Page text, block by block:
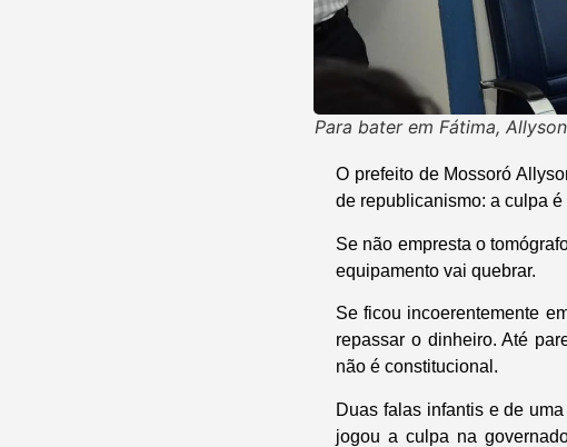
Para bater em Fátima,
O prefeito de Mossoró
de republicanismo: a culpa
Se não empresta o
equipamento vai quebrar.
Se ficou incoerentemente
repassar o dinheiro. Até
não é constitucional.
Duas falas infantis e de
jogou a culpa na